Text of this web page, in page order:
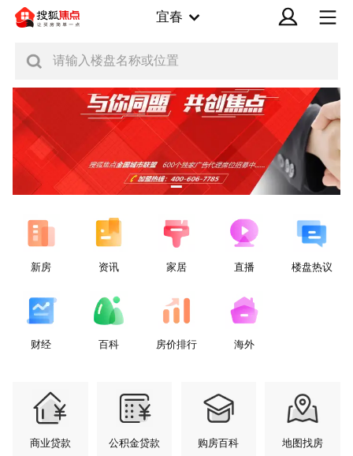
宜春
请输入楼盘名称或位置
新房 资讯 家居 直播 楼盘热议
财经 百科 房价排行 海外
商业贷款 公积金贷款 购房百科 地图找房